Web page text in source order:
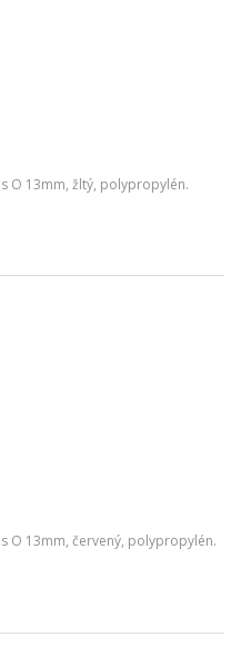
O 13mm, žltý, polypropylén.
O 13mm, červený, polypropylén.